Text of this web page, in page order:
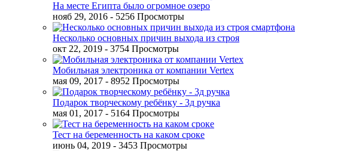
На месте Египта было огромное озеро
нояб 29, 2016 - 5256 Просмотры
Несколько основных причин выхода из строя
окт 22, 2019 - 3754 Просмотры
Мобильная электроника от компании Vertex
мая 09, 2017 - 8952 Просмотры
Подарок творческому ребёнку - 3д ручка
мая 01, 2017 - 5164 Просмотры
Тест на беременность на каком сроке
июнь 04, 2019 - 3453 Просмотры